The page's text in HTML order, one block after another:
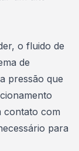
o fluido de
de
pressão que
contato com
para